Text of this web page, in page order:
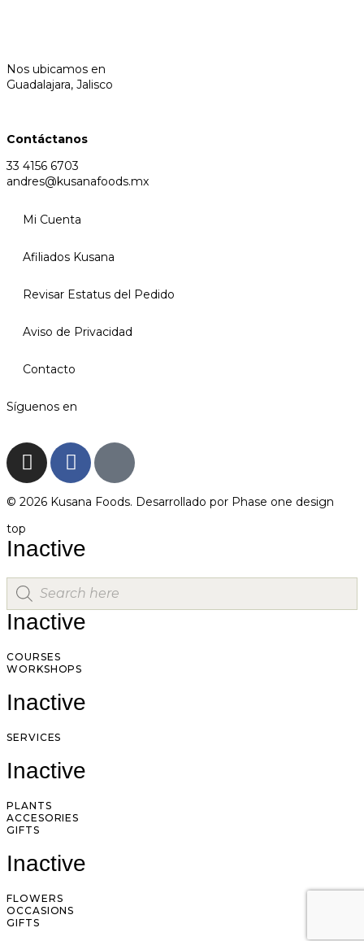
Nos ubicamos en
Guadalajara, Jalisco
Contáctanos
33 4156 6703
andres@kusanafoods.mx
Mi Cuenta
Afiliados Kusana
Revisar Estatus del Pedido
Aviso de Privacidad
Contacto
Síguenos en
© 2026 Kusana Foods. Desarrollado por Phase one design
top
Inactive
Inactive
COURSES
WORKSHOPS
Inactive
SERVICES
Inactive
PLANTS
ACCESORIES
GIFTS
Inactive
FLOWERS
OCCASIONS
GIFTS